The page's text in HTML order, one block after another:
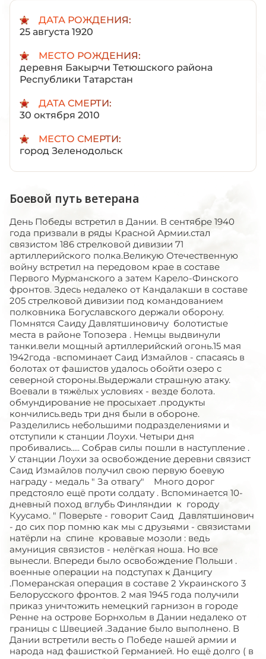
ДАТА РОЖДЕНИЯ:
25 августа 1920
МЕСТО РОЖДЕНИЯ:
деревня Бакырчи Тетюшского района
Республики Татарстан
ДАТА СМЕРТИ:
30 октября 2010
МЕСТО СМЕРТИ:
город Зеленодольск
Боевой путь ветерана
День Победы встретил в Дании. В сентябре 1940
года призвали в ряды Красной Армии.стал
связистом 186 стрелковой дивизии 71
артиллерийского полка.Великую Отечественную
войну встретил на передовом крае в составе
Первого Мурманского а затем Карело-Финского
фронтов. Здесь недалеко от Кандалакши в составе
205 стрелковой дивизии под командованием
полковника Богуславского держали оборону.
Помнятся Саиду Давлятшиновичу болотистые
места в районе Топозера . Немцы выдвинули
танки.вели мощный артиллерийский огонь.15 мая
1942года -вспоминает Саид Измайлов - спасаясь в
болотах от фашистов удалось обойти озеро с
северной стороны.Выдержали страшную атаку.
Воевали в тяжёлых условиях - везде болота.
обмундирование не просыхает .продукты
кончились.ведь три дня были в обороне.
Разделились небольшими подразделениями и
отступили к станции Лоухи. Четыри дня
пробивались..... Собрав силы пошли в наступление .
У станции Лоухи за освобождение деревни связист
Саид Измайлов получил свою первую боевую
награду - медаль " За отвагу" Много дорог
предстояло ещё проти солдату . Вспоминается 10-
дневный поход вглубь Финляндии к городу
Куусамо. " Поверьте - говорит Саид Давлятшинович
- до сих пор помню как мы с друзьями - связистами
натёрли на спине кровавые мозоли : ведь
амуниция связистов - нелёгкая ноша. Но все
вынесли. Впереди было освобождение Польши .
военные операции на подступах к Данцигу
.Померанская операция в составе 2 Украинского 3
Белорусского фронтов. 2 мая 1945 года получили
приказ уничтожить немецкий гарнизон в городе
Ренне на острове Борнхольм в Дании недалеко от
границы с Швецией .Задание было выполнено. В
Дании встретили весть о Победе нашей армии и
народа над фашисткой Германией. Но ещё долго ( в